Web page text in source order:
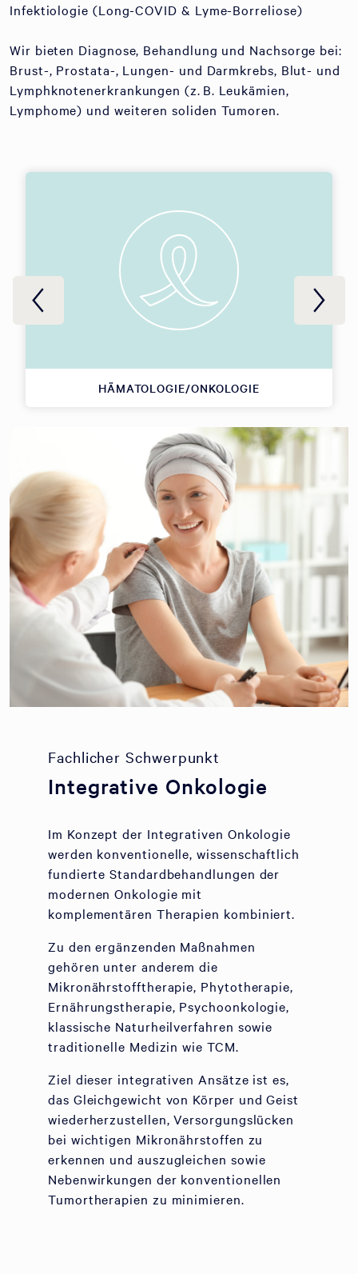
Infektiologie (Long-COVID & Lyme-Borreliose)
Wir bieten Diagnose, Behandlung und Nachsorge bei:
Brust-, Prostata-, Lungen- und Darmkrebs, Blut- und
Lymphknotenerkrankungen (z. B. Leukämien,
Lymphome) und weiteren soliden Tumoren.
HÄMATOLOGIE/ONKOLOGIE
Fachlicher Schwerpunkt
Integrative Onkologie
Im Konzept der Integrativen Onkologie
werden konventionelle, wissenschaftlich
fundierte Standardbehandlungen der
modernen Onkologie mit
komplementären Therapien kombiniert.
Zu den ergänzenden Maßnahmen
gehören unter anderem die
Mikronährstofftherapie, Phytotherapie,
Ernährungstherapie, Psychoonkologie,
klassische Naturheilverfahren sowie
traditionelle Medizin wie TCM.
Ziel dieser integrativen Ansätze ist es,
das Gleichgewicht von Körper und Geist
wiederherzustellen, Versorgungslücken
bei wichtigen Mikronährstoffen zu
erkennen und auszugleichen sowie
Nebenwirkungen der konventionellen
Tumortherapien zu minimieren.